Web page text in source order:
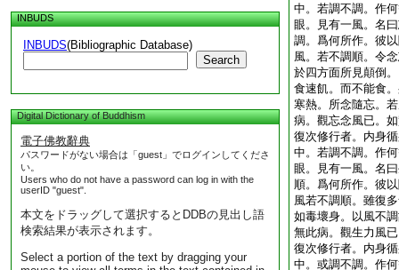
INBUDS
INBUDS(Bibliographic Database)
Search
Digital Dictionary of Buddhism
電子佛教辭典
パスワードがない場合は「guest」でログインしてくださ
い。
Users who do not have a password can log in with the
userID "guest".
本文をドラッグして選択するとDDBの見出し語
検索結果が表示されます。
Select a portion of the text by dragging your
中。若調不調。作
眼。見有一風。名
調。爲何所作。彼
風。若不調順。令
於四方面所見顛倒
食速飢。而不能食
寒熱。所念隨忘。
病。觀忘念風已。
復次修行者。内身
中。若調不調。作
眼。見有一風。名
順。爲何所作。彼
風若不調順。雖復
如毒壞身。以風不
無此病。觀生力風
復次修行者。内身
中。或調不調。作